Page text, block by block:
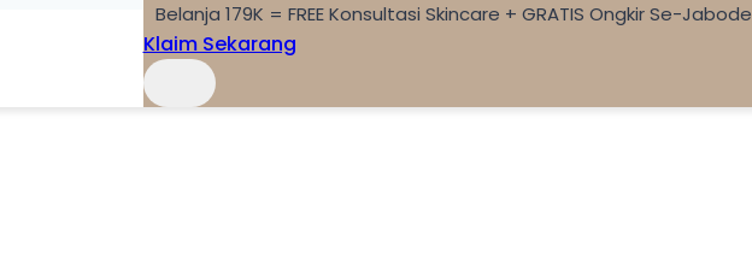
Belanja 179K = FREE Konsultasi Skincare + GRATIS Ongkir Se-
Klaim Sekarang